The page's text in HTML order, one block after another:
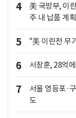
4
美 국방부, 이
주 내 납품 계
5 "美 이란전 무
6 서장훈, 28억
7
서울 영등포·
도